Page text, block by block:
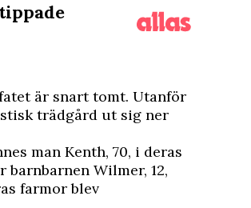
är snart tomt. Utanför
trädgård ut sig ner
man Kenth, 70, i deras
Wilmer, 12,
farmor blev